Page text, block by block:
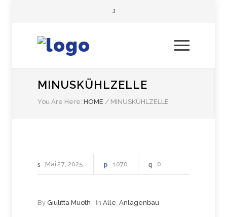
MINUSKÜHLZELLE
You Are Here: HOME / MINUSKÜHLZELLE
Mai 27 2025 1070 0
By Giulitta Muoth In Alle, Anlagenbau